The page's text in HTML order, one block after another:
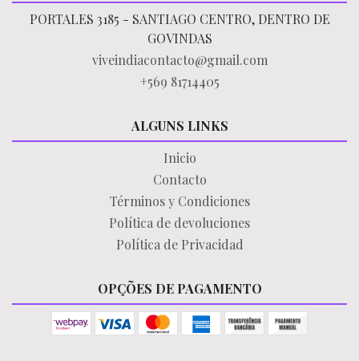
PORTALES 3185 - SANTIAGO CENTRO, DENTRO DE
GOVINDAS
viveindiacontacto@gmail.com
+569 81714405
ALGUNS LINKS
Inicio
Contacto
Términos y Condiciones
Política de devoluciones
Política de Privacidad
OPÇÕES DE PAGAMENTO